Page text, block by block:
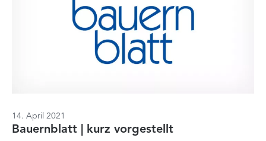
14. April 2021
Bauernblatt | kurz vorgestellt